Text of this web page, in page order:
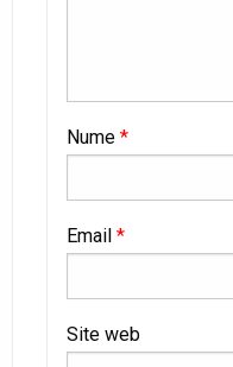
Nume *
Email *
Site web